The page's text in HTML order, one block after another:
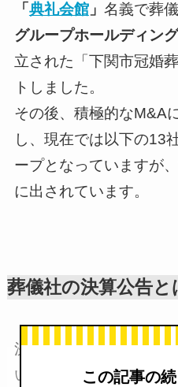
「 典礼会館」 名義で葬
グループホールディン
立された「下関市冠婚
トしました。
その後、積極的なM&A
し、現在では以下の13
ープとなっていますが
に出されています。
葬儀社の決算公告と
決算公告資料はその会
いるかを確認できる計
この記事の